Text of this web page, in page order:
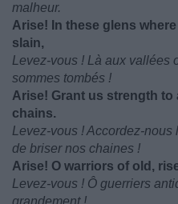
malheur.
Arise! In these glens
slain,
Levez-vous ! Là aux vallées
sommes tombés !
Arise! Grant us strength
chains.
Levez-vous ! Accordez-
de briser nos chaines !
Arise! O warriors of old,
Levez-vous ! Ô guerriers
grandement !